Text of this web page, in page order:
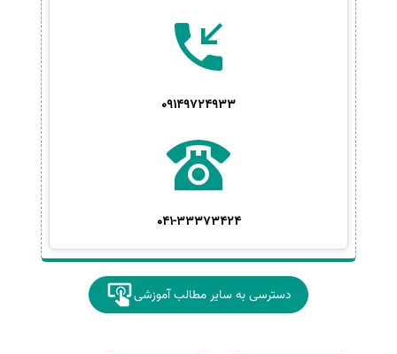
09149724933
041-33373424
دسترسی به سایر مطالب آموزشی